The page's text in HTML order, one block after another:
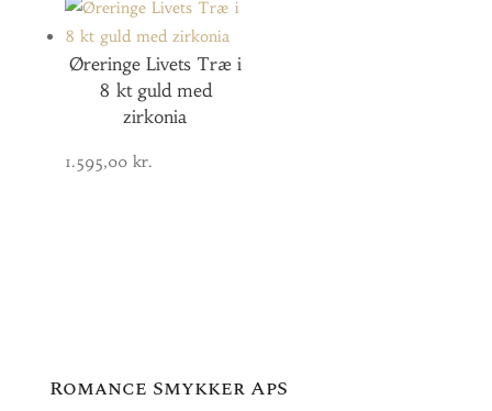
Øreringe Livets Træ i
8 kt guld med
zirkonia
1.595,00 kr.
Romance Smykker ApS